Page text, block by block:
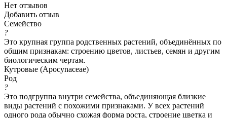
Нет отзывов
Добавить отзыв
Семейство
?
Это крупная группа родственных растений, объединённых по
общим признакам: строению цветов, листьев, семян и другим
биологическим чертам.
Кутровые (Apocynaceae)
Род
?
Это подгруппа внутри семейства, объединяющая близкие
виды растений с похожими признаками. У всех растений
одного рода обычно схожая форма роста, строение цветка и